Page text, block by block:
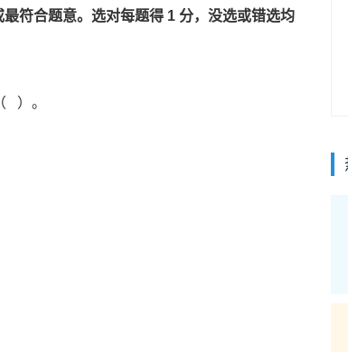
符合题意。选对每题得 1 分，没选或错选均
）。